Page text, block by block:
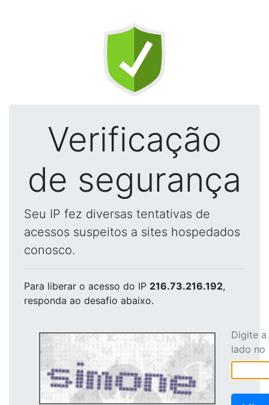
Verificação
de segurança
Seu IP fez diversas tentativas de
acessos suspeitos a sites hospedados
conosco.
Para liberar o acesso do IP 216.73.216.192,
responda ao desafio abaixo.
Digite
lado no